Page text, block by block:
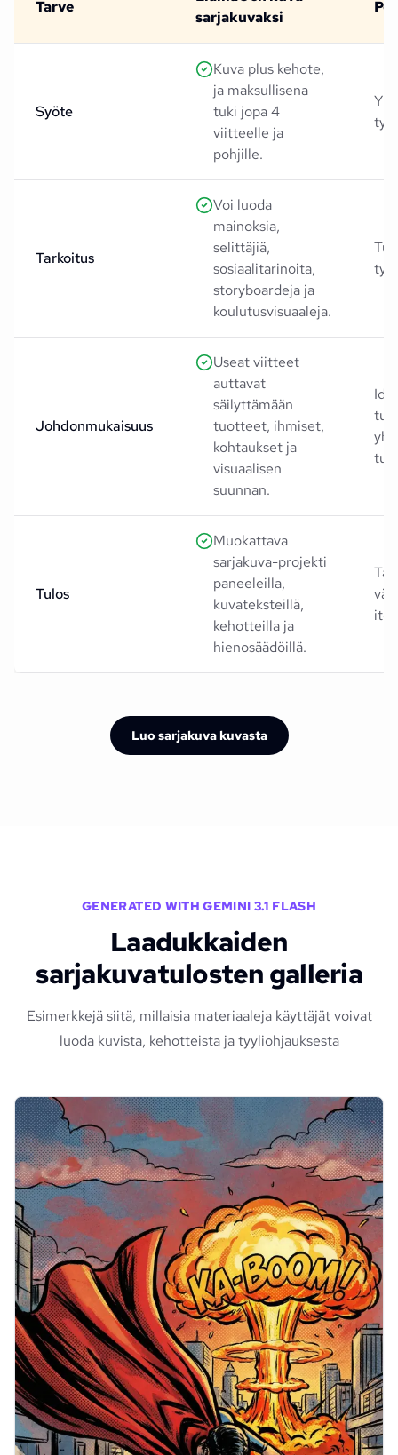
Tarve
sarjakuvaksi
Syöte
Kuva plus kehote,
ja maksullisena
tuki jopa 4
viitteelle ja
pohjille.
Tarkoitus
Voi luoda
mainoksia,
selittäjiä,
sosiaalitarinoita,
storyboardeja ja
koulutusvisuaaleja.
Johdonmukaisuus
Useat viitteet
auttavat
säilyttämään
tuotteet, ihmiset,
kohtaukset ja
visuaalisen
suunnan.
Tulos
Muokattava
sarjakuva-projekti
paneeleilla,
kuvateksteillä,
kehotteilla ja
hienosäädöillä.
Luo sarjakuva kuvasta
GENERATED WITH GEMINI 3.1 FLASH
Laadukkaiden
sarjakuvatulosten galleria
Esimerkkejä siitä, millaisia materiaaleja käyttäjät voivat
luoda kuvista, kehotteista ja tyyliohjauksesta